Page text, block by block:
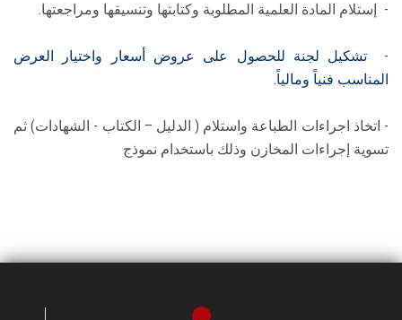
- إستلام المادة العلمية المطلوبة وكتابتها وتنسيقها ومراجعتها.
-
تشكيل لجنة للحصول على عروض أسعار واختيار العرض
المناسب فنياً ومالياً.
- اتخاذ اجراءات الطباعة واستلام ( الدليل – الكتاب - الشهادات) ثم
تسوية إجراءات المخازن وذلك باستخدام نموذج